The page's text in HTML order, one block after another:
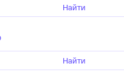
Найти
Найти